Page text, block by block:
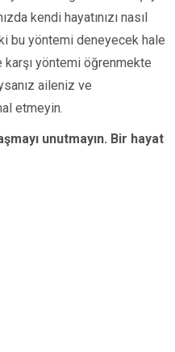
kendi hayatınızı nasıl
ki bu yöntemi deneyecek hale
yöntemi öğrenmekte
aileniz ve
etmeyin.
unutmayın. Bir hayat